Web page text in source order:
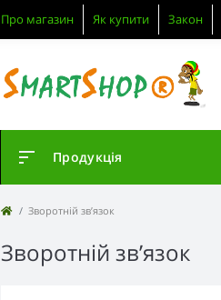
Про магазин Як купити Закон
Продукція
Зворотній зв’язок
Зворотній зв’язок